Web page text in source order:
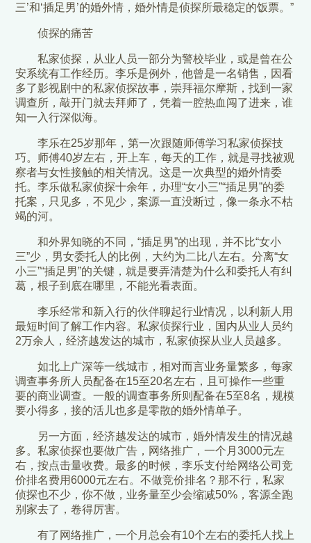
三’和‘插足男’的婚外情，婚外情是侦探所最稳定的饭票。”
侦探的痛苦
私家侦探，从业人员一部分为警校毕业，或是曾在公
安系统有工作经历。李乐是例外，他曾是一名销售，因看
多了影视剧中的私家侦探故事，崇拜福尔摩斯，找到一家
调查所，敲开门就去拜师了，凭着一腔热血闯了进来，谁
知一入行深似海。
李乐在25岁那年，第一次跟随师傅学习私家侦探技
巧。师傅40岁左右，开上车，每天的工作，就是寻找被观
察者与女性接触的相关情况。这是一次典型的婚外情委
托。李乐做私家侦探十余年，办理“女小三”“插足男”的委
托案，只见多，不见少，案源一直没断过，像一条永不枯
竭的河。
和外界知晓的不同，“插足男”的出现，并不比“女小
三”少，男女委托人的比例，大约为二比八左右。分离“女
小三”“插足男”的关键，就是要弄清楚为什么和委托人有纠
葛，根子到底在哪里，不能光看表面。
李乐经常和新入行的伙伴聊起行业情况，以利新人用
最短时间了解工作内容。私家侦探行业，国内从业人员约
2万余人，经济越发达的城市，私家侦探从业人员越多。
如北上广深等一线城市，相对而言业务量繁多，每家
调查事务所人员配备在15至20名左右，且可操作一些重
要的商业调查。一般的调查事务所则配备在5至8名，规模
要小得多，接的活儿也多是零散的婚外情单子。
另一方面，经济越发达的城市，婚外情发生的情况越
多。私家侦探也要做广告，网络推广，一个月3000元左
右，按点击量收费。最多的时候，李乐支付给网络公司竞
价排名费用6000元左右。不做竞价排名？那不行，私家
侦探也不少，你不做，业务量至少会缩减50%，客源全跑
别家去了，卷得厉害。
有了网络推广，一个月总会有10个左右的委托人找上